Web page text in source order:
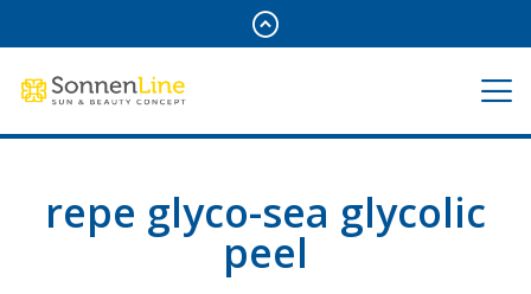
repe glyco-sea glycolic
peel